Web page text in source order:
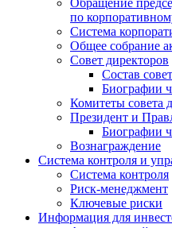
по
Система
Общее собрание
Совет директоров
Состав
Биографии
Комитеты совета
Президент и
Биографии
Вознаграждение
Система контроля и
Система контроля
Риск-менеджмент
Ключевые риски
Информация для